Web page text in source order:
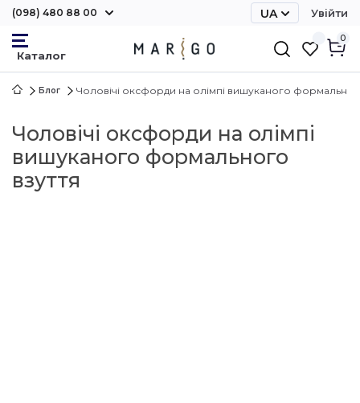
(098) 480 88 00 UA Увійти
0
Блог Чоловічі оксфорди на олімпі вишуканого
Чоловічі оксфорди на олімпі
вишуканого формального
взуття